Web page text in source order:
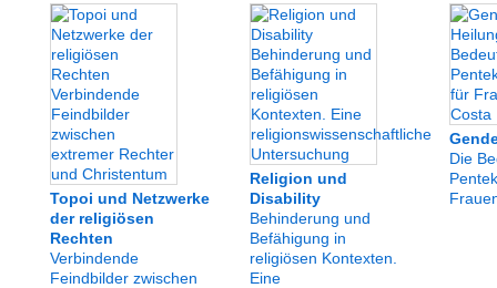
Topoi und Netzwerke
der religiösen
Rechten
Verbindende
Feindbilder zwischen
Religion und
Disability
Behinderung und
Befähigung in
religiösen Kontexten.
Eine
Die